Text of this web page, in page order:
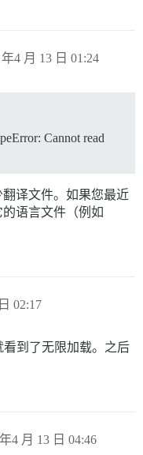
TypeError: 无法读取
年4 月 13 日 01:24
Cannot read
译文件。如果您最近
语言文件（例如
02:17
看到了无限加载。之后
4 月 13 日 04:46